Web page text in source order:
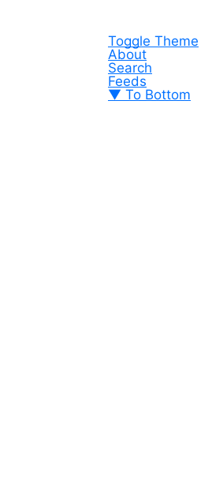
Toggle Theme
About
Search
Feeds
▼ To Bottom